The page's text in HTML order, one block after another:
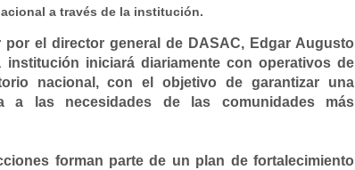
a través de la institución.
el director general de DASAC, Edgar Augusto
iniciará diariamente con operativos de
nacional, con el objetivo de garantizar una
a las necesidades de las comunidades más
forman parte de un plan de fortalecimiento